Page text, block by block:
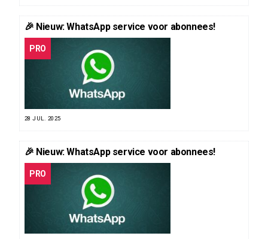
🎉 Nieuw: WhatsApp service voor abonnees!
PRO
28 JUL. 2025
🎉 Nieuw: WhatsApp service voor abonnees!
PRO